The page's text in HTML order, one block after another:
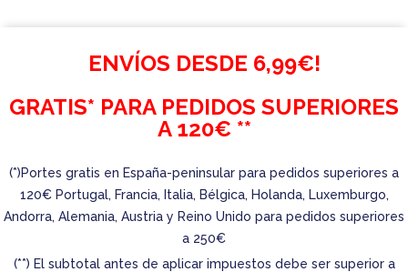
ENVÍOS DESDE 6,99€!
GRATIS* PARA PEDIDOS SUPERIORES
A 120€ **
(*)Portes gratis en España-peninsular para pedidos superiores a
120€ Portugal, Francia, Italia, Bélgica, Holanda, Luxemburgo,
Andorra, Alemania, Austria y Reino Unido para pedidos superiores
a 250€
(**) El subtotal antes de aplicar impuestos debe ser superior a